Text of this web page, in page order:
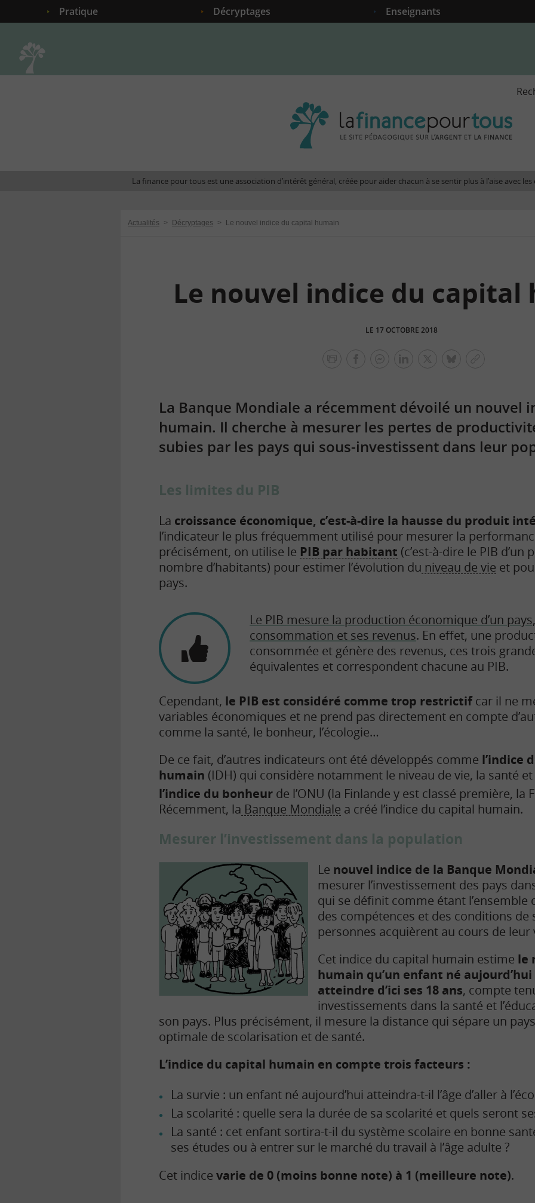
Pratique Décryptages Enseignants
site
La finance pour tous est une association d’intérêt général, créée pour aider chacun à se sentir plus à l’aise avec
Actualités > Décryptages > Le nouvel indice du capital humain
Le nouvel indice du capital
LE 17 OCTOBRE 2018
La Banque Mondiale a récemment dévoilé un nouvel
humain. Il cherche à mesurer les pertes de
subies par les pays qui sous-investissent dans leur
Les limites du PIB
La croissance économique, c’est-à-dire la hausse du produit
l’indicateur le plus fréquemment utilisé pour mesurer la
précisément, on utilise le PIB par habitant (c’est-à-dire le PIB d’un
nombre d’habitants) pour estimer l’évolution du niveau de vie et
pays.
Le PIB mesure la production économique d’un
consommation et ses revenus. En effet, une
consommée et génère des revenus, ces trois
équivalentes et correspondent chacune au PIB.
Cependant, le PIB est considéré comme trop restrictifcar il ne
variables économiques et ne prend pas directement en compte
comme la santé, le bonheur, l’écologie…
De ce fait, d’autres indicateurs ont été développés comme l’indice
humain (IDH) qui considère notamment le niveau de vie, la santé et
l’indice du bonheur de l’ONU (la Finlande y est classé première, la
Récemment, la Banque Mondiale a créé l’indice du capital humain.
Mesurer l’investissement dans la population
Le nouvel indice de la Banque
mesurer l’investissement des pays
qui se définit comme étant l’ensemble
des compétences et des conditions de
personnes acquièrent au cours de leur
Cet indice du capital humain estime le
humain qu’un enfant né
atteindre d’ici ses 18 ans, compte
investissements dans la santé et
son pays. Plus précisément, il mesure la distance qui sépare un
optimale de scolarisation et de santé.
L’indice du capital humain en compte trois facteurs :
La survie : un enfant né aujourd’hui atteindra-t-il l’âge d’aller à
La scolarité : quelle sera la durée de sa scolarité et quels seront
La santé : cet enfant sortira-t-il du système scolaire en bonne
ses études ou à entrer sur le marché du travail à l’âge adulte ?
Cet indice varie de 0 (moins bonne note) à 1 (meilleure note).